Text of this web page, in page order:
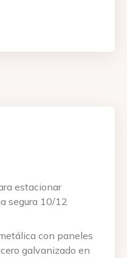
estacionar
segura 10/12
con paneles
galvanizado en